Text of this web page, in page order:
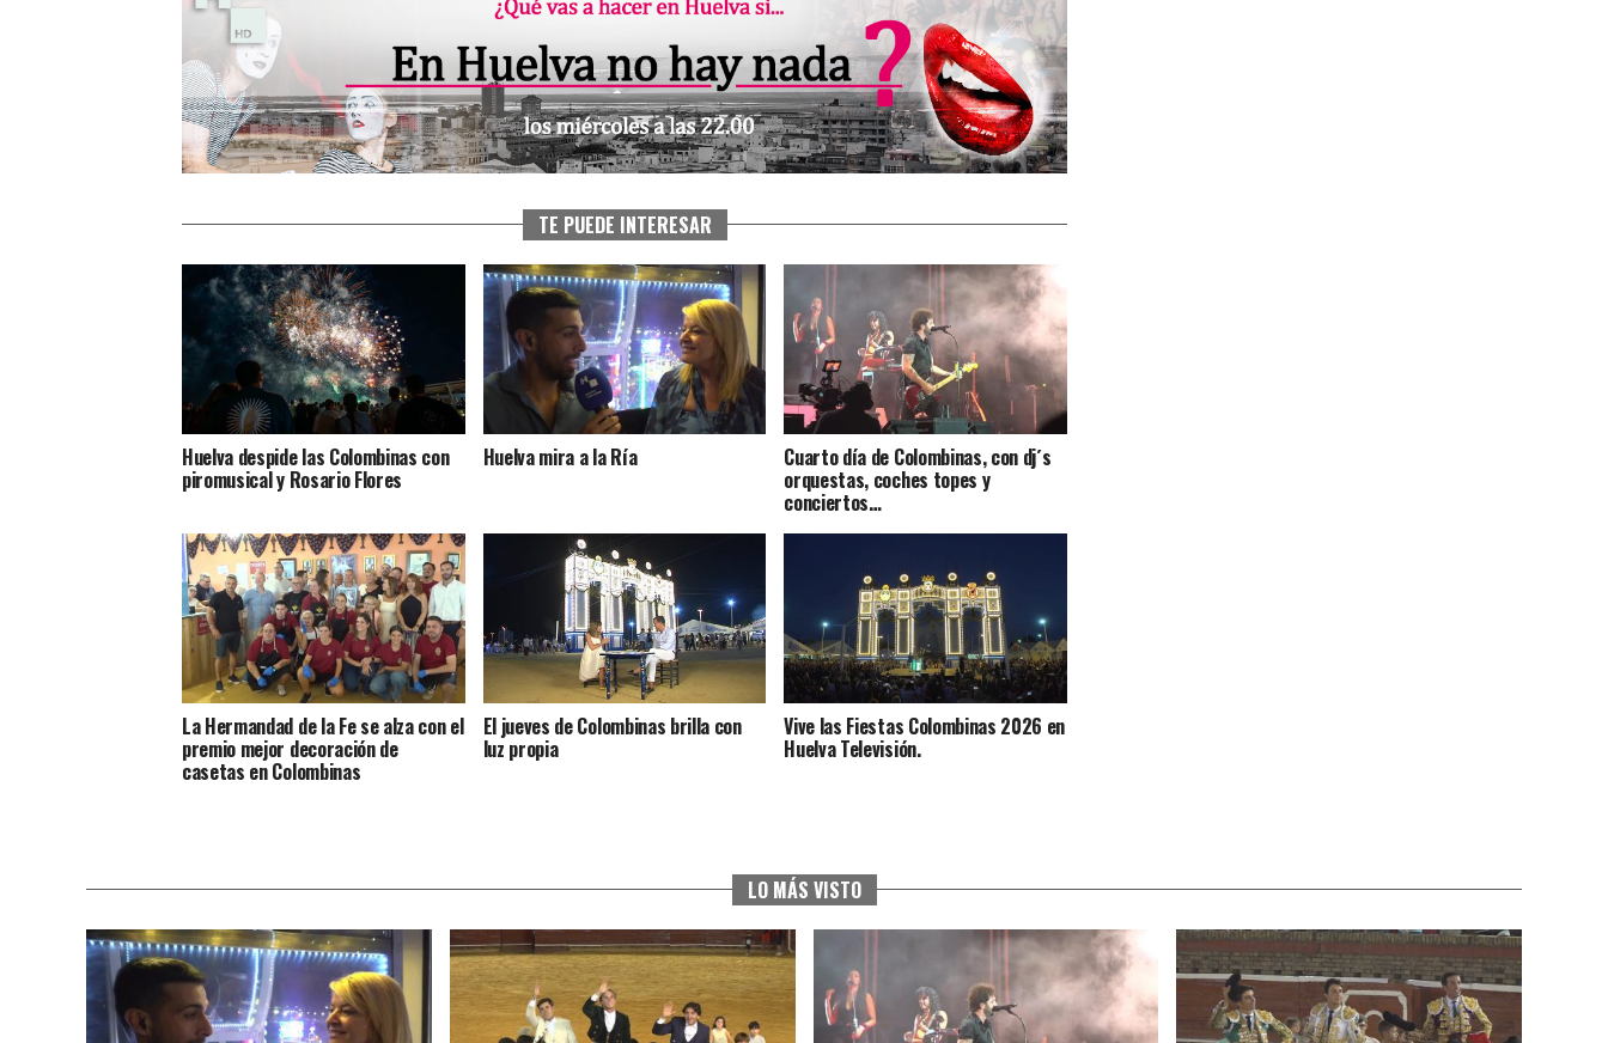
TE PUEDE INTERESAR
Huelva despide las Colombinas con
piromusical y Rosario Flores
Huelva mira a la Ría Cuarto día de Colombinas, con dj´s
orquestas, coches topes y
conciertos…
La Hermandad de la Fe se alza con el
premio mejor decoración de
casetas en Colombinas
El jueves de Colombinas brilla con
luz propia
Vive las Fiestas Colombinas 2026 en
Huelva Televisión.
LO MÁS VISTO